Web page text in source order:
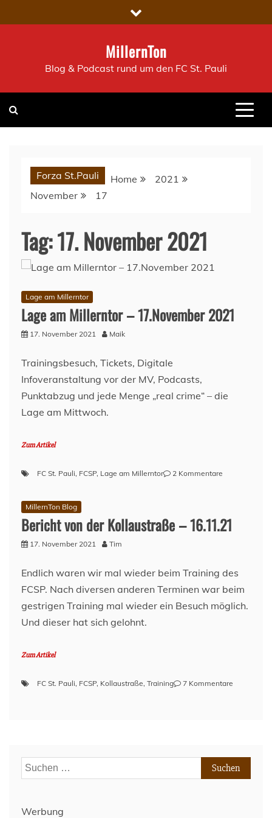
to
MillernTon
Blog & Podcast rund um den FC St. Pauli
Forza St.Pauli Home
2021
November
17
Tag:17. November 2021
Lage am Millerntor
Lage am Millerntor – 17.November 2021
17. November 2021 Maik
Trainingsbesuch, Tickets, Digitale
Infoveranstaltung vor der MV, Podcasts,
Punktabzug und jede Menge „real crime“ – die
Lage am Mittwoch.
Zum Artikel
FC St. Pauli, FCSP, Lage am Millerntor 2 Kommentare
–
17.November
MillernTon Blog
Bericht von der Kollaustraße – 16.11.21
17. November 2021 Tim
Endlich waren wir mal wieder beim Training des
FCSP. Nach diversen anderen Terminen war beim
gestrigen Training mal wieder ein Besuch möglich.
Und dieser hat sich gelohnt.
Zum Artikel
FC St. Pauli, FCSP, Kollaustraße, Training 7 Kommentare
16.11.21
Suchen
nach:
Werbung